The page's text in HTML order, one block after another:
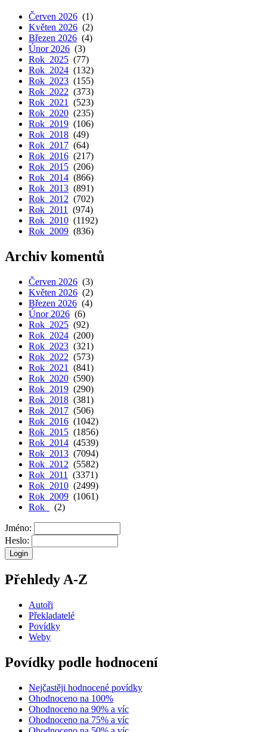
Červen 2026 (1)
Květen 2026 (2)
Březen 2026 (4)
Únor 2026 (3)
Rok 2025 (77)
Rok 2024 (132)
Rok 2023 (155)
Rok 2022 (373)
Rok 2021
(523)
Rok 2020 (235)
Rok 2019 (106)
Rok 2018 (49)
Rok 2017 (64)
Rok 2016 (217)
Rok 2015 (206)
Rok 2014 (866)
Rok 2013 (891)
Rok 2012 (702)
Rok 2011
(974)
Rok 2010 (1192)
Rok 2009 (836)
Archiv komentů
Červen 2026 (3)
Květen 2026 (2)
Březen 2026 (4)
Únor 2026 (6)
Rok 2025 (92)
Rok 2024 (200)
Rok 2023 (321)
Rok 2022 (573)
Rok 2021
(841)
Rok 2020 (590)
Rok 2019 (290)
Rok 2018 (381)
Rok 2017 (506)
Rok 2016 (1042)
Rok 2015 (1856)
Rok 2014 (4539)
Rok 2013 (7094)
Rok 2012 (5582)
Rok 2011
(3371)
Rok 2010 (2499)
Rok 2009 (1061)
Rok
(2)
Jméno:
Heslo:
Přehledy A-Z
Autoři
Překladatelé
Povídky
Weby
Povídky podle hodnocení
Nejčastěji hodnocené povídky
Ohodnoceno na 100%
Ohodnoceno na 90% a víc
Ohodnoceno na 75% a víc